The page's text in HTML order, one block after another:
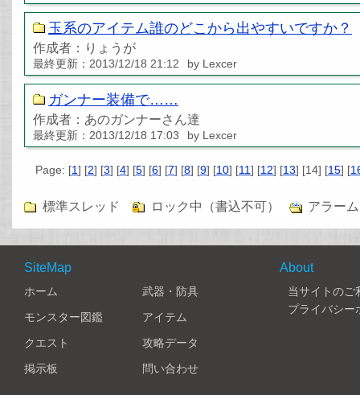
玉系のアイテム誰のどこから出やすいですか？
作成者：りょうが
最終更新：2013/12/18 21:12 by Lexcer
ガンナー装備で……
作成者：あのガンナーさん達
最終更新：2013/12/18 17:03 by Lexcer
Page: [1] [2] [3] [4] [5] [6] [7] [8] [9] [10] [11] [12] [13] [14] [15] [
標準スレッド ロック中（書込不可） アラー
SiteMap
ホーム
武器・防具
モンスター図鑑
アイテム
クエスト
攻略データ
掲示板
問い合わせ
About
当サイトのご
プライバシー